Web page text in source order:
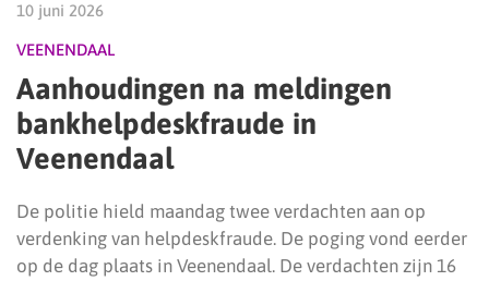
10 juni 2026
VEENENDAAL
Aanhoudingen na meldingen
bankhelpdeskfraude in
Veenendaal
De politie hield maandag twee verdachten aan op
verdenking van helpdeskfraude. De poging vond eerder
op de dag plaats in Veenendaal. De verdachten zijn 16